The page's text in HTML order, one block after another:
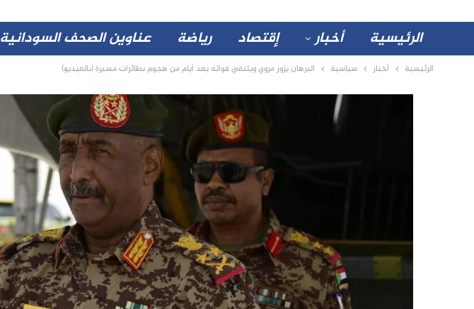
الرئيسية أخبار إقتصاد رياضة عناوين الصحف السودانية
الرئيسية أخبار سياسية البرهان يزور مروي ويلتقي قواته بعد أيام من هجوم بطائرات مسيرة (بالفيديو)